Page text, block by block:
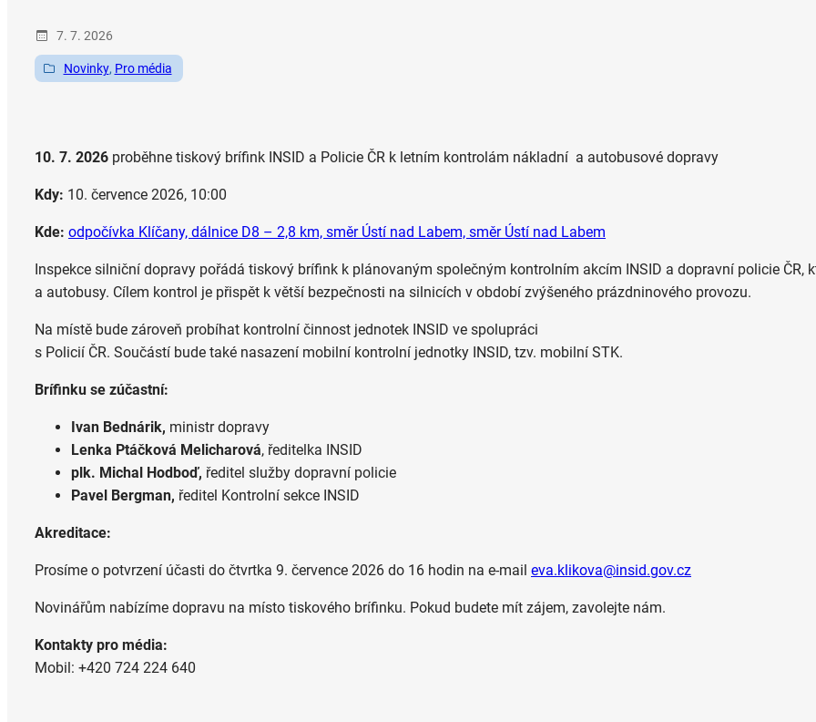
7. 7. 2026
Novinky, Pro média
10. 7. 2026 proběhne tiskový brífink INSID a Policie ČR k letním kontrolám nákladní a autobusové dopravy
Kdy: 10. července 2026, 10:00
Kde: odpočívka Klíčany, dálnice D8 – 2,8 km, směr Ústí nad Labem, směr Ústí nad Labem
Inspekce silniční dopravy pořádá tiskový brífink k plánovaným společným kontrolním akcím INSID a dopravní policie ČR,
a autobusy. Cílem kontrol je přispět k větší bezpečnosti na silnicích v období zvýšeného prázdninového provozu.
Na místě bude zároveň probíhat kontrolní činnost jednotek INSID ve spolupráci
s Policií ČR. Součástí bude také nasazení mobilní kontrolní jednotky INSID, tzv. mobilní STK.
Brífinku se zúčastní:
Ivan Bednárik, ministr dopravy
Lenka Ptáčková Melicharová, ředitelka INSID
plk. Michal Hodboď, ředitel služby dopravní policie
Pavel Bergman, ředitel Kontrolní sekce INSID
Akreditace:
Prosíme o potvrzení účasti do čtvrtka 9. července 2026 do 16 hodin na e-mail eva.klikova@insid.gov.cz
Novinářům nabízíme dopravu na místo tiskového brífinku. Pokud budete mít zájem, zavolejte nám.
Kontakty pro média:
Mobil: +420 724 224 640